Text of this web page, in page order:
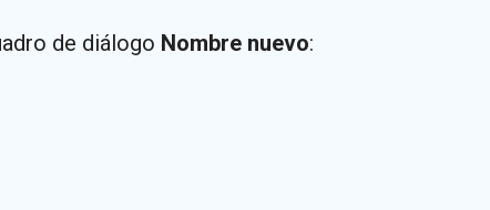
de diálogo Nombre nuevo: